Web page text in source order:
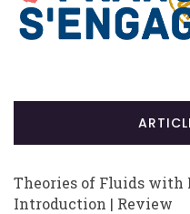
Theories of Fluids with
Introduction | Review